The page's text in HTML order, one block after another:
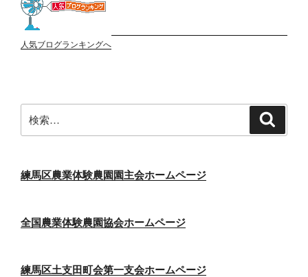
人気ブログランキングへ
索:
練馬区農業体験農園園主会ホームページ
全国農業体験農園協会ホームページ
練馬区土支田町会第一支会ホームページ